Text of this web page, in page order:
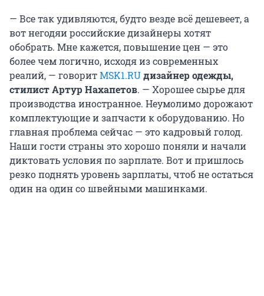
— Все так удивляются, будто везде всё дешевеет, а
вот негодяи российские дизайнеры хотят
обобрать. Мне кажется, повышение цен — это
более чем логично, исходя из современных
реалий, — говоритMSK1.RUдизайнер одежды,
стилист Артур Нахапетов. — Хорошее сырье для
производства иностранное. Неумолимо дорожают
комплектующие и запчасти к оборудованию. Но
главная проблема сейчас — это кадровый голод.
Наши гости страны это хорошо поняли и начали
диктовать условия по зарплате. Вот и пришлось
резко поднять уровень зарплаты, чтоб не остаться
один на один со швейными машинками.